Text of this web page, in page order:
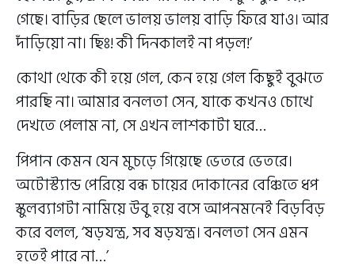
গেছে। বাড়ির ছেলে ভালয় ভালয় বাড়ি ফিরে যাও। আর
দাঁড়িয়ো না। ছিঃ! কী দিনকালই না পড়ল!’
কোথা থেকে কী হয়ে গেল, কেন হয়ে গেল কিছুই বুঝতে
পারছি না। আমার বনলতা সেন, যাকে কখনও চোখে
দেখতে পেলাম না, সে এখন লাশকাটা ঘরে…
পিপান কেমন যেন মুচড়ে গিয়েছে ভেতরে ভেতরে।
অটোস্ট্যান্ড পেরিয়ে বন্ধ চায়ের দোকানের বেঞ্চিতে ধপ
স্কুলব্যাগটা নামিয়ে উবু হয়ে বসে আপনমনেই বিড়বিড়
করে বলল, ‘ষড়যন্ত্র, সব ষড়যন্ত্র। বনলতা সেন এমন
হতেই পারে না…’